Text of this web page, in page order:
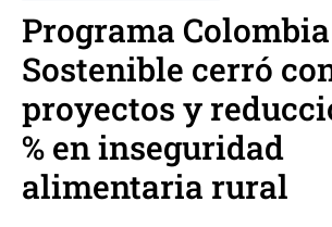
Programa Colombia
Sostenible cerró
proyectos y
% en inseguridad
alimentaria rural